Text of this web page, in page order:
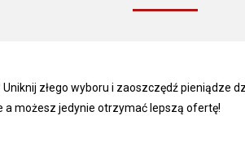
złego wyboru i zaoszczędź pieniądze
a możesz jedynie otrzymać lepszą ofertę!